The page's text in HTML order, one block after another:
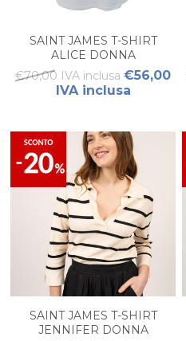
SAINT JAMES T-SHIRT
ALICE DONNA
€70,00 IVA inclusa €56,00
IVA inclusa
SAINT JAMES T-SHIRT
JENNIFER DONNA